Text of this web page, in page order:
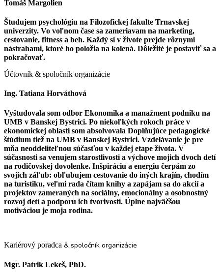
Tomáš Margolien
Študujem psychológiu na Filozofickej fakulte Trnavskej
univerzity. Vo voľnom čase sa zameriavam na marketing,
cestovanie, fitness a beh. Každý si v živote prejde rôznymi
nástrahami, ktoré ho položia na kolená. Dôležité je postaviť sa a
pokračovať.
Účtovník & spoločník organizácie
Ing. Tatiana Horváthová
Vyštudovala som odbor Ekonomika a manažment podniku na
UMB v Banskej Bystrici. Po niekoľkých rokoch práce v
ekonomickej oblasti som absolvovala Doplňujúce pedagogické
štúdium tiež na UMB v Banskej Bystrici. Vzdelávanie je pre
mňa neoddeliteľnou súčasťou v každej etape života. V
súčasnosti sa venujem starostlivosti a výchove mojich dvoch detí
na rodičovskej dovolenke. Inšpiráciu a energiu čerpám zo
svojich záľub: obľubujem cestovanie do iných krajín, chodím
na turistiku, veľmi rada čítam knihy a zapájam sa do akcií a
projektov zameraných na sociálny, emocionálny a osobnostný
rozvoj detí a podporu ich tvorivosti. Úplne najväčšou
motiváciou je moja rodina.
Kariérový poradca & spoločník organizácie
Mgr. Patrik Lekeš, PhD.